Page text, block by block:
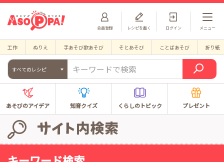
会員登録 ログイン
レシピを書く メニュー
工作 ぬりえ 手あそび歌あそび そとあそび ことばあそび 折り紙
すべてのレシピ
あそびのアイデア 知育クイズ くらしのトピック プレゼント